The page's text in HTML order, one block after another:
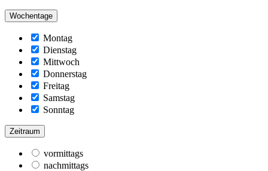
Wochentage
Montag
Dienstag
Mittwoch
Donnerstag
Freitag
Samstag
Sonntag
Zeitraum
vormittags
nachmittags